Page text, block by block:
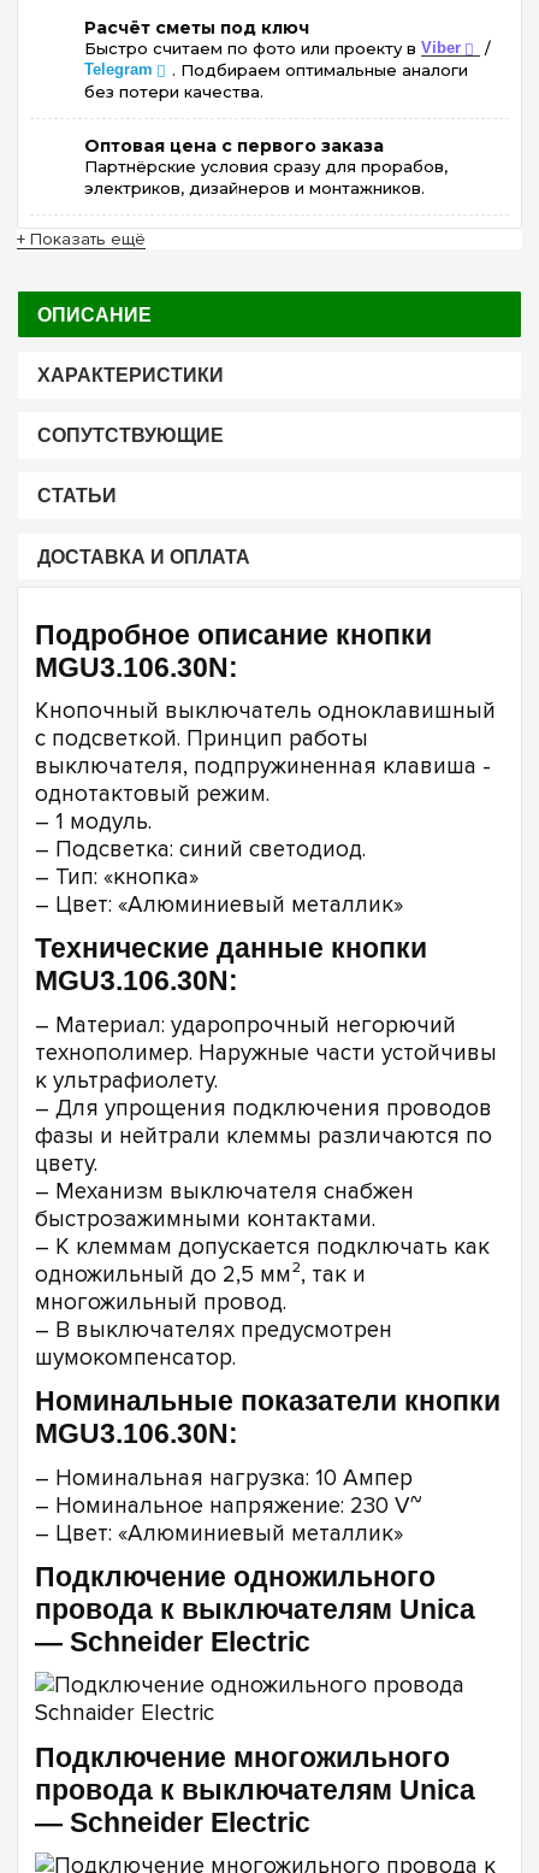
Расчёт сметы под ключ
Быстро считаем по фото или проекту в Viber /
Telegram
. Подбираем оптимальные аналоги
без потери качества.
Оптовая цена с первого заказа
Партнёрские условия сразу для прорабов,
электриков, дизайнеров и монтажников.
+ Показать ещё
ОПИСАНИЕ
ХАРАКТЕРИСТИКИ
СОПУТСТВУЮЩИЕ
СТАТЬИ
ДОСТАВКА И ОПЛАТА
Подробное описание кнопки
MGU3.106.30N:
Кнопочный выключатель одноклавишный
с подсветкой. Принцип работы
выключателя, подпружиненная клавиша -
однотактовый режим.
– 1 модуль.
– Подсветка: синий светодиод.
– Тип: «кнопка»
– Цвет: «Алюминиевый металлик»
Технические данные кнопки
MGU3.106.30N:
– Материал: ударопрочный негорючий
технополимер. Наружные части устойчивы
к ультрафиолету.
– Для упрощения подключения проводов
фазы и нейтрали клеммы различаются по
цвету.
– Механизм выключателя снабжен
быстрозажимными контактами.
– К клеммам допускается подключать как
одножильный до 2,5 мм², так и
многожильный провод.
– В выключателях предусмотрен
шумокомпенсатор.
Номинальные показатели кнопки
MGU3.106.30N:
– Номинальная нагрузка: 10 Ампер
– Номинальное напряжение: 230 V~
– Цвет: «Алюминиевый металлик»
Подключение одножильного
провода к выключателям Unica
— Schneider Electric
Подключение многожильного
провода к выключателям Unica
— Schneider Electric